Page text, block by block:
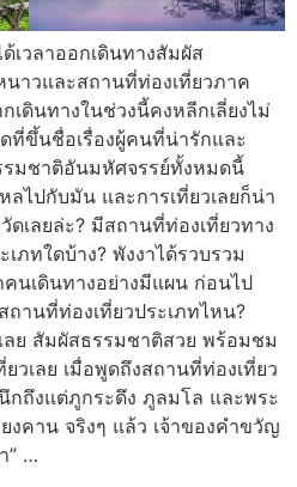
เวลาออกเดินทางสัมผัส
าวและสถานที่ท่องเที่ยวภาค
เดินทางในช่วงนี้คงหลีกเลี่ยงไม่
ที่ขึ้นชื่อเรื่องผู้คนที่น่ารักและ
มชาติอันมหัศจรรย์ทั้งหมดนี้
ลไปกับมัน และการเที่ยวเลยก็น่า
ดเลยล่ะ? มีสถานที่ท่องเที่ยวทาง
ภทใดบ้าง? พังงาได้รวบรวม
นเดินทางอย่างมีแผน ก่อนไป
ถานที่ท่องเที่ยวประเภทไหน?
ลย สัมผัสธรรมชาติสวย พร้อมชม
วเลย เมื่อพูดถึงสถานที่ท่องเที่ยว
กถึงแต่ภูกระดึง ภูลมโล และพระ
งคาน จริงๆ แล้ว เจ้าของคำขวัญ
” …